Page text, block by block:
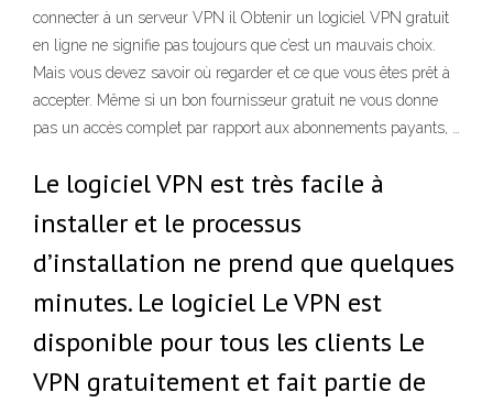
connecter à un serveur VPN il Obtenir un logiciel VPN gratuit
en ligne ne signifie pas toujours que c’est un mauvais choix.
Mais vous devez savoir où regarder et ce que vous êtes prêt à
accepter. Même si un bon fournisseur gratuit ne vous donne
pas un accès complet par rapport aux abonnements payants, …
Le logiciel VPN est très facile à
installer et le processus
d’installation ne prend que quelques
minutes. Le logiciel Le VPN est
disponible pour tous les clients Le
VPN gratuitement et fait partie de